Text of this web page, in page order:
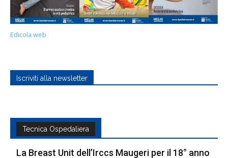
Edicola web
Iscriviti alla newsletter
Tecnica Ospedaliera
La Breast Unit dell’Irccs Maugeri per il 18° anno